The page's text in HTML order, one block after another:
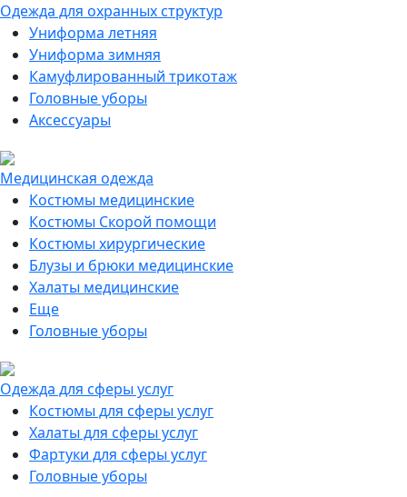
Одежда для охранных структур
Униформа летняя
Униформа зимняя
Камуфлированный трикотаж
Головные уборы
Аксессуары
Медицинская одежда
Костюмы медицинские
Костюмы Скорой помощи
Костюмы хирургические
Блузы и брюки медицинские
Халаты медицинские
Еще
Головные уборы
Одежда для сферы услуг
Костюмы для сферы услуг
Халаты для сферы услуг
Фартуки для сферы услуг
Головные уборы